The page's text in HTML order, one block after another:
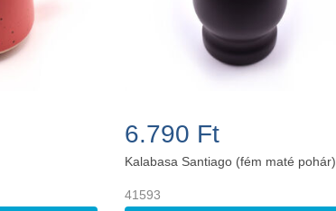
6.790 Ft
Kalabasa Santiago (fém maté pohár)
41593